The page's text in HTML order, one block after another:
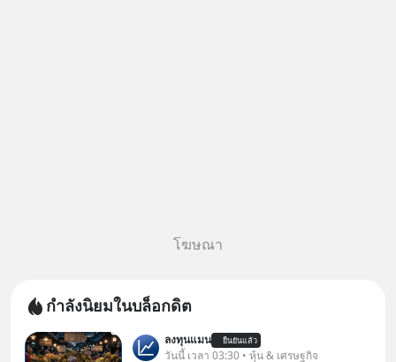
โฆษณา
กำลังนิยมในบล็อกดิต
ลงทุนแมน ยืนยันแล้ว
วันนี้ เวลา 03:30 • หุ้น & เศรษฐกิจ